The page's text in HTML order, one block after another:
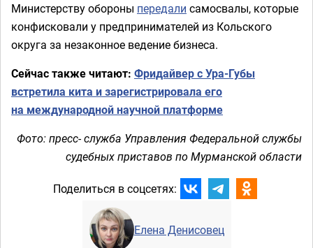
Министерству обороны передали самосвалы, которые
конфисковали у предпринимателей из Кольского
округа за незаконное ведение бизнеса.
Сейчас также читают: Фридайвер с Ура-Губы
встретила кита и зарегистрировала его
на международной научной платформе
Фото: пресс- служба Управления Федеральной службы
судебных приставов по Мурманской области
Поделиться в соцсетях:
Елена Денисовец